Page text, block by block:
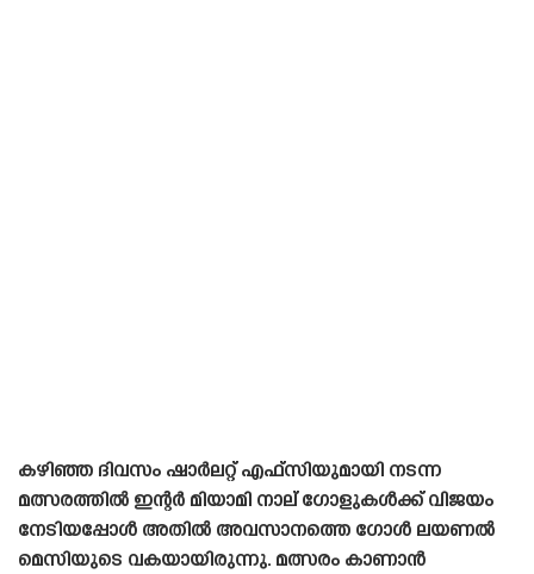
കഴിഞ്ഞ ദിവസം ഷാർലറ്റ് എഫ്‌സിയുമായി നടന്ന
മത്സരത്തിൽ ഇന്റർ മിയാമി നാല് ഗോളുകൾക്ക് വിജയം
നേടിയപ്പോൾ അതിൽ അവസാനത്തെ ഗോൾ ലയണൽ
മെസിയുടെ വകയായിരുന്നു. മത്സരം കാണാൻ